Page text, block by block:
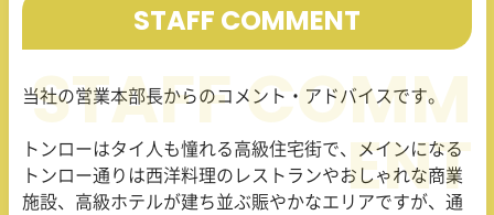
STAFF COMMENT
当社の営業本部長からのコメント・アドバイスです。
トンローはタイ人も憧れる高級住宅街で、メインになる
トンロー通りは西洋料理のレストランやおしゃれな商業
施設、高級ホテルが建ち並ぶ賑やかなエリアですが、通